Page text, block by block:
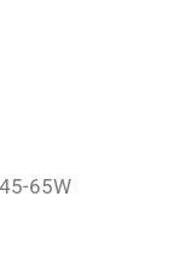
65W